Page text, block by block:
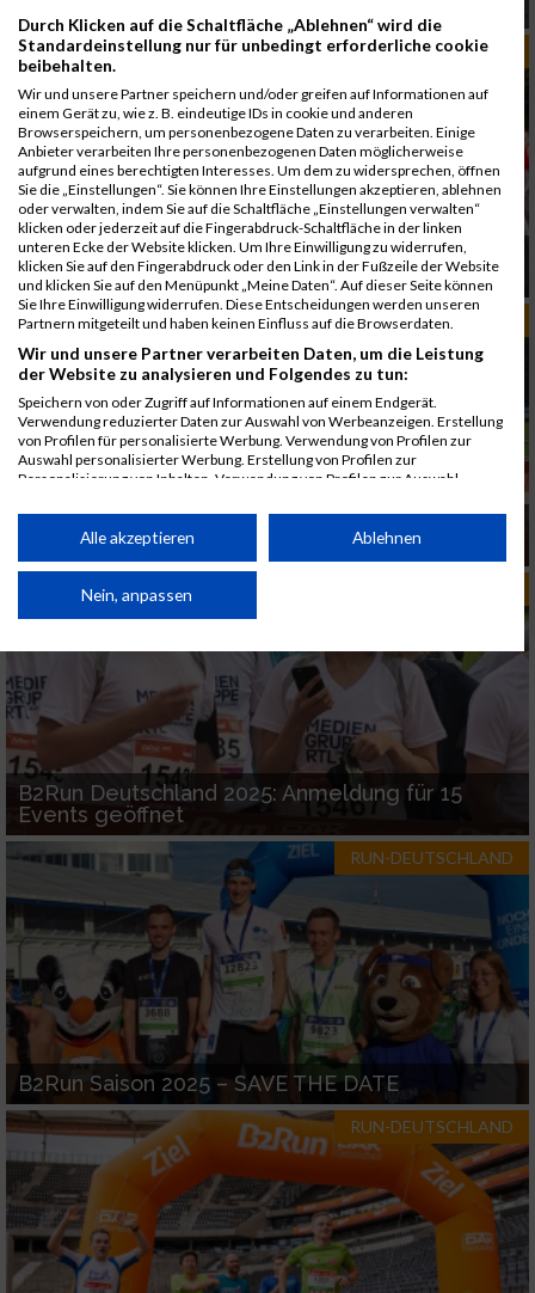
RUN-DEUTSCHLAND
B2Run Köln 2025 – Neuer Termin, gleiche
Leidenschaft
RUN-DEUTSCHLAND
Firmen-Team durchstarten
B2Run Deutschland 2025: Anmeldung für 15
Events geöffnet
RUN-DEUTSCHLAND
B2Run Saison 2025 – SAVE THE DATE
RUN-DEUTSCHLAND
Durch Klicken auf die Schaltfläche „Ablehnen“ wird die
Standardeinstellung nur für unbedingt erforderliche cookie
beibehalten.
Wir und unsere Partner speichern und/oder greifen auf Informationen auf
einem Gerät zu, wie z. B. eindeutige IDs in cookie und anderen
Browserspeichern, um personenbezogene Daten zu verarbeiten. Einige
Anbieter verarbeiten Ihre personenbezogenen Daten möglicherweise
aufgrund eines berechtigten Interesses. Um dem zu widersprechen, öffnen
Sie die „Einstellungen“. Sie können Ihre Einstellungen akzeptieren, ablehnen
oder verwalten, indem Sie auf die Schaltfläche „Einstellungen verwalten“
klicken oder jederzeit auf die Fingerabdruck-Schaltfläche in der linken
unteren Ecke der Website klicken. Um Ihre Einwilligung zu widerrufen,
klicken Sie auf den Fingerabdruck oder den Link in der Fußzeile der Website
und klicken Sie auf den Menüpunkt „Meine Daten“. Auf dieser Seite können
Sie Ihre Einwilligung widerrufen. Diese Entscheidungen werden unseren
Partnern mitgeteilt und haben keinen Einfluss auf die Browserdaten.
Wir und unsere Partner verarbeiten Daten, um die Leistung
der Website zu analysieren und Folgendes zu tun:
Speichern von oder Zugriff auf Informationen auf einem Endgerät.
Verwendung reduzierter Daten zur Auswahl von Werbeanzeigen. Erstellung
von Profilen für personalisierte Werbung. Verwendung von Profilen zur
Auswahl personalisierter Werbung. Erstellung von Profilen zur
Personalisierung von Inhalten. Verwendung von Profilen zur Auswahl
Performance von Inhalten. Analyse von Zielgruppen durch Statistiken oder
Kombinationen von Daten aus verschiedenen Quellen. Entwicklung und
von Inhalten.
Daten können außerhalb der Europäischen Union weitergegeben und in die
Website/App.
Partnerliste anzeigen (1 IAB-Anbieter)
Wir nutzen Ihre Daten für folgende Zwecke:
IAB-Verarbeitungszwecke:
Speichern von oder Zugriff auf Informationen
auf einem Endgerät
Verwendung reduzierter Daten zur Auswahl
von Werbeanzeigen
Erstellung von Profilen für personalisierte
Werbung
Verwendung von Profilen zur Auswahl
personalisierter Werbung
Erstellung von Profilen zur Personalisierung
von Inhalten
Verwendung von Profilen zur Auswahl
personalisierter Inhalte
Messung der Werbeleistung
Alle akzeptieren Ablehnen
Nein, anpassen